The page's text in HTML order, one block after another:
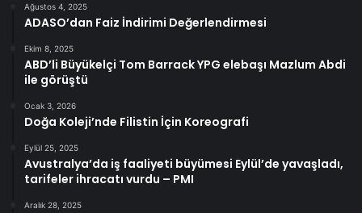
Ağustos 4, 2025
ADASO’dan Faiz İndirimi Değerlendirmesi
Ekim 8, 2025
ABD’li Büyükelçi Tom Barrack YPG elebaşı Mazlum Abdi
ile görüştü
Ocak 3, 2026
Doğa Koleji’nde Filistin İçin Koreografi
Eylül 25, 2025
Avustralya’da iş faaliyeti büyümesi Eylül’de yavaşladı,
tarifeler ihracatı vurdu – PMI
Aralık 28, 2025